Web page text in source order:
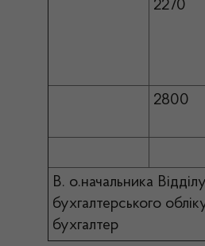
2270
2800
В. о.начальника
бухгалтерського
бухгалтер